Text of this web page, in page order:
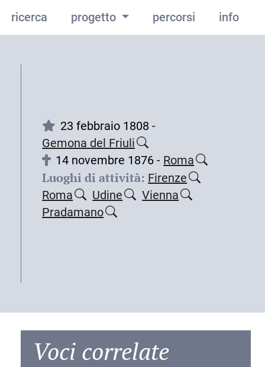
ricerca progetto percorsi info
23 febbraio 1808 -
Gemona del Friuli
14 novembre 1876 - Roma
Luoghi di attività: Firenze
Roma
Udine
Vienna
Pradamano
Voci correlate